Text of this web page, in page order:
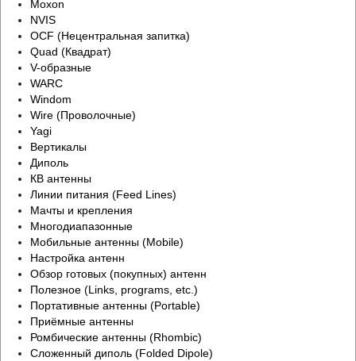
Moxon
NVIS
OCF (Нецентральная запитка)
Quad (Квадрат)
V-образные
WARC
Windom
Wire (Проволочные)
Yagi
Вертикалы
Диполь
КВ антенны
Линии питания (Feed Lines)
Мачты и крепления
Многодиапазонные
Мобильные антенны (Mobile)
Настройка антенн
Обзор готовых (покупных) антенн
Полезное (Links, programs, etc.)
Портативные антенны (Portable)
Приёмные антенны
Ромбические антенны (Rhombic)
Сложенный диполь (Folded Dipole)